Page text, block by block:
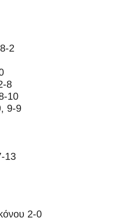
2
8
10
9-9
13
2-0